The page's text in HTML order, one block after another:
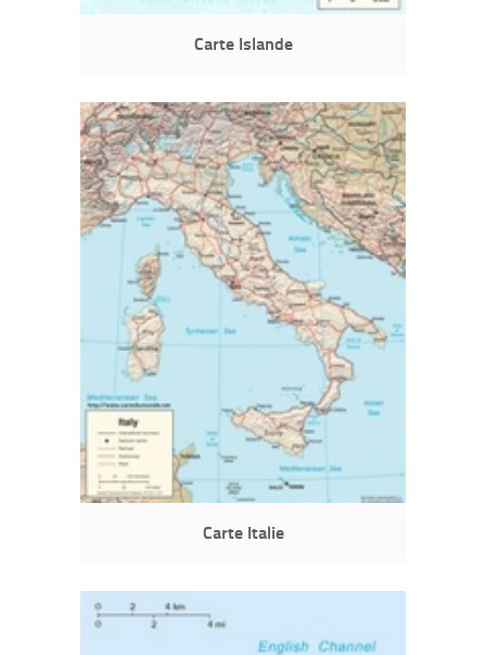
Carte Islande
Carte Italie